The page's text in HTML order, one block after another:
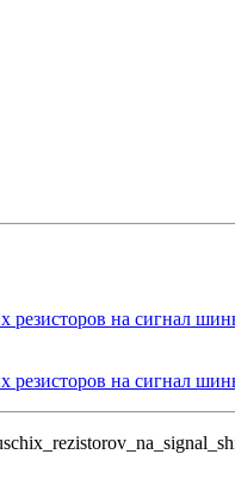
резисторов на сигнал
резисторов на сигнал